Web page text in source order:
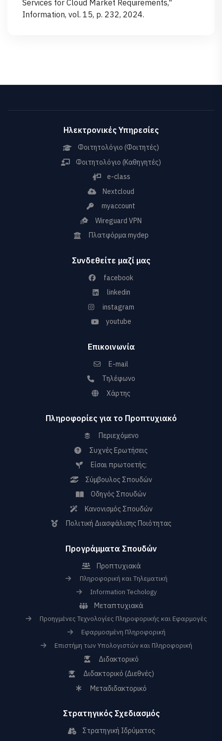
Services for Cloud Market Requirements,"
Information, vol. 15, p. 232, 2024.
Ηλεκτρονικές Υπηρεσίες
Φοιτητολόγιο (Φοιτητές)
Φοιτητολόγιο (Καθηγητές)
e-class
Nextcloud
myaccount
Wireguard VPN
Πλατφόρμα mydep
Συνδεθείτε μαζί μας
facebook
linkedin
instagram
youtube
Επικοινωνία
E-mail
Τηλέφωνο
Χάρτης
Πληροφορίες για το Προπτυχιακό
Περιεχόμενο
Συχνές Ερωτήσεις
Είσαι πρωτοετής;
Σύμβουλος Σπουδών
Οδηγός Σπουδών
Κανονισμός Σπουδών
Πολιτική Διασφάλισης Ποιότητας
Προγράμματα Σπουδών
Προπτυχιακά
Πληροφορική και Τηλεματική
Information Techology
Μεταπτυχιακά
Προηγμένες Τεχνολογίες Πληροφορικής και Εφαρμογές
Εφαρμοσμένη Πληροφορική
Επιστήμη των Υπολογιστών και Πληροφορική
Διδακτορικό
Διδακτορικό (Διεθνές)
Μεταδιδακτορικό
Στρατηγικός Σχεδιασμός
Στρατηγική Ιδρύματος